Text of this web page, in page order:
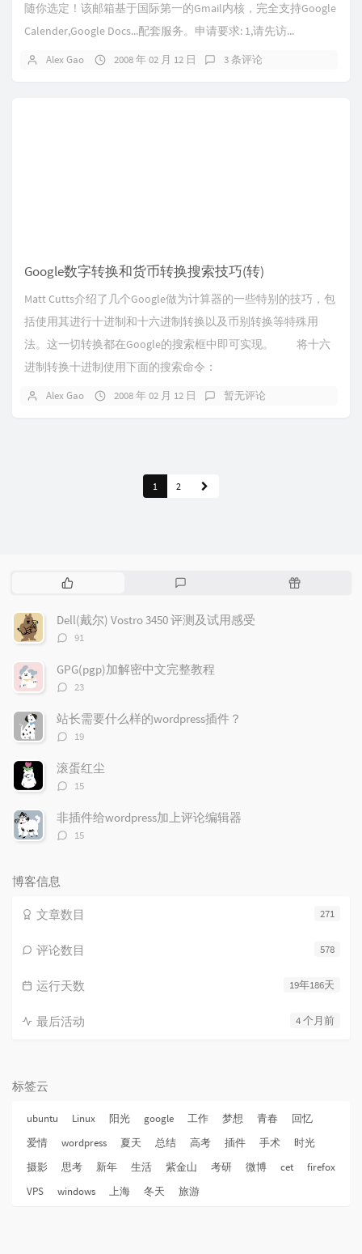
随你选定！该邮箱基于国际第一的Gmail内核，完全支持Google
Calender,Google Docs...配套服务。申请要求: 1,请先访...
Alex Gao 2008 年 02 月 12 日 3 条评论
Google数字转换和货币转换搜索技巧(转)
Matt Cutts介绍了几个Google做为计算器的一些特别的技巧，包
括使用其进行十进制和十六进制转换以及币别转换等特殊用
法。这一切转换都在Google的搜索框中即可实现。 将十六
进制转换十进制使用下面的搜索命令：
Alex Gao 2008 年 02 月 12 日 暂无评论
1 2
热
文
章
评
随
Dell(戴尔) Vostro 3450 评测及试用感受
评
数：
91
GPG(pgp)加解密中文完整教程
评
数：
23
站长需要什么样的wordpress插件？
评
数：
19
滚蛋红尘
评
数：
15
非插件给wordpress加上评论编辑器
评
15
博客信息
271
文章数目
578
评论数目
19年186天
运行天数
4 个月前
最后活动
标签云
ubuntu Linux 阳光 google 工作 梦想 青春
回忆
爱情
wordpress 夏天 总结 高考 插件 手术
时光
摄影
思考 新年 生活 紫金山 考研 微博 cet
firefox
VPS
windows 上海 冬天 旅游